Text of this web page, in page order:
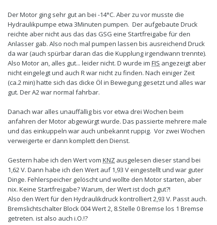
Der Motor ging sehr gut an bei -14°C. Aber zu vor musste die
Hydraulikpumpe etwa 3Minuten pumpen. Der aufgebaute Druck
reichte aber nicht aus das das GSG eine Startfreigabe für den
Anlasser gab. Also noch mal pumpen lassen bis ausreichend Druck
da war (auch spürbar daran das die Kupplung irgendwann trennte).
Also Motor an, alles gut... leider nicht. D wurde im FIS angezeigt aber
nicht eingelegt und auch R war nicht zu finden. Nach einiger Zeit
(ca.2 min) hatte sich das dicke Öl in Bewegung gesetzt und alles war
gut. Der A2 war normal fahrbar.
Danach war alles unauffällig bis vor etwa drei Wochen beim
anfahren der Motor abgewürgt wurde. Das passierte mehrere male
und das einkuppeln war auch unbekannt ruppig. Vor zwei Wochen
verweigerte er dann komplett den Dienst.
Gestern habe ich den Wert vom KNZ ausgelesen dieser stand bei
1,62 V. Dann habe ich den Wert auf 1,93 V eingestellt und war guter
Dinge. Fehlerspeicher gelöscht und wollte den Motor starten, aber
nix. Keine Startfreigabe? Warum, der Wert ist doch gut?!
Also den Wert für den Hydraulikdruck kontrolliert 2,93 V. Passt auch.
Bremslichtschalter Block 004 Wert 2, 8.Stelle 0 Bremse los 1 Bremse
getreten. ist also auch i.O.!?